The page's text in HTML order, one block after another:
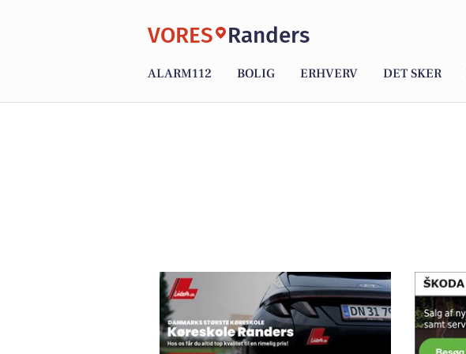
VORES Randers
ALARM112 BOLIG ERHVERV DET SKER